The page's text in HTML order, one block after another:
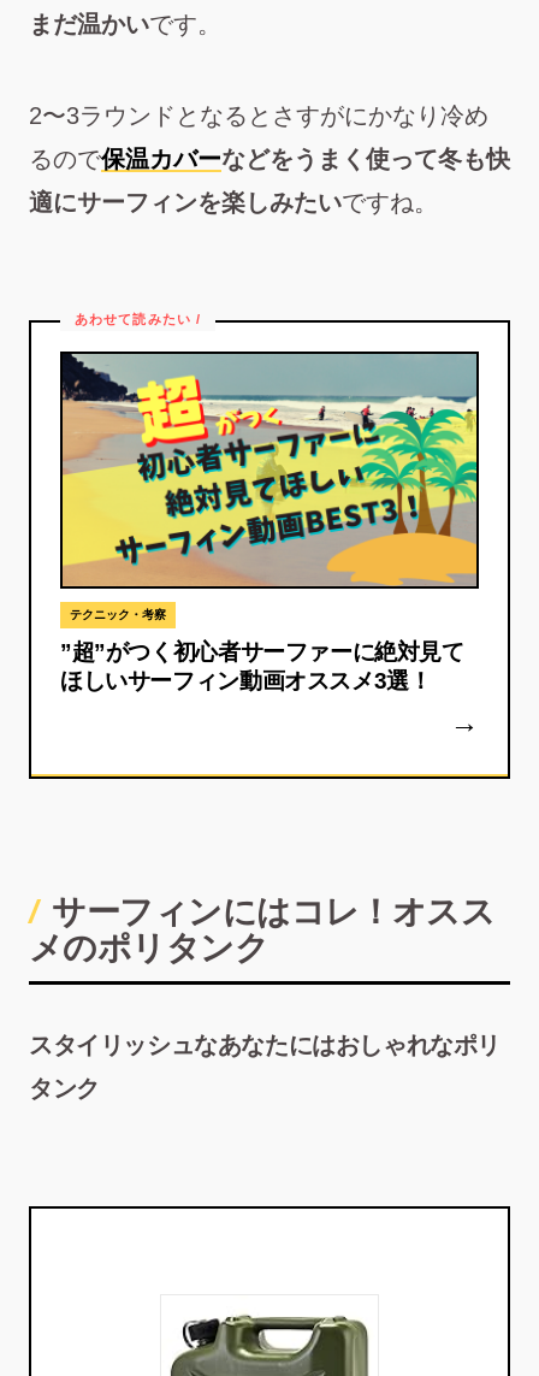
まだ温かいです。
2〜3ラウンドとなるとさすがにかなり冷め
るので保温カバーなどをうまく使って冬も快
適にサーフィンを楽しみたいですね。
テクニック・考察
”超”がつく初心者サーファーに絶対見て
ほしいサーフィン動画オススメ3選！
サーフィンにはコレ！オスス
メのポリタンク
スタイリッシュなあなたにはおしゃれなポリ
タンク